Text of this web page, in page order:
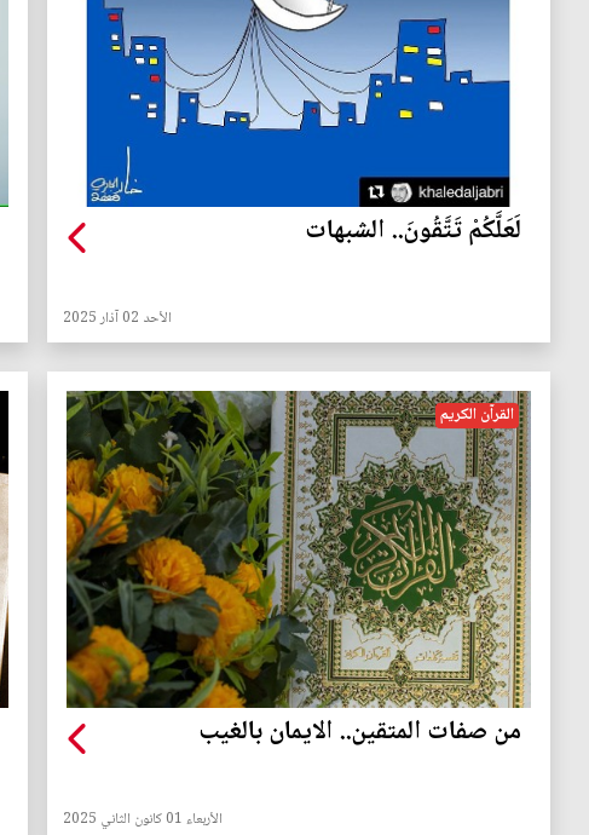
لَعَلَّكُمْ تَتَّقُونَ.. الشبهات
الأحد 02 آذار 2025
القرآن الكريم
من صفات المتقين.. الايمان بالغيب
الأربعاء 01 كانون الثاني 2025